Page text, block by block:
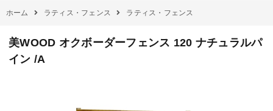
ホーム ラティス・フェンス ラティス・フェンス
美WOOD オクボーダーフェンス 120 ナチュラルパ
イン /A